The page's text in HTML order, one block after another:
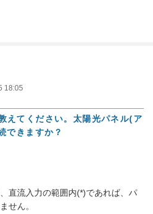
18:05
えてください。太陽光パネル(ア
できますか？
直流入力の範囲内(*)であれば、パ
せん。